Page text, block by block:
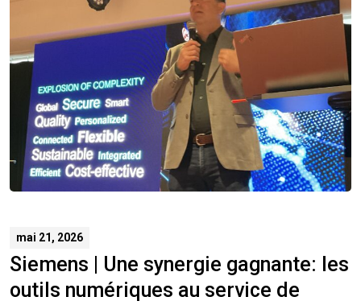
mai 21, 2026
Siemens | Une synergie gagnante: les
outils numériques au service de